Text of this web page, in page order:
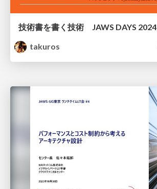
技術書を書く技術 JAWS DAYS 2024
takuros